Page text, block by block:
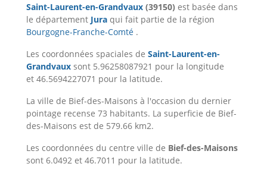
Saint-Laurent-en-Grandvaux (39150) est basée dans
le département Jura qui fait partie de la région
Bourgogne-Franche-Comté .
Les coordonnées spaciales de Saint-Laurent-en-
Grandvaux sont 5.96258087921 pour la longitude
et 46.5694227071 pour la latitude.
La ville de Bief-des-Maisons à l'occasion du dernier
pointage recense 73 habitants. La superficie de Bief-
des-Maisons est de 579.66 km2.
Les coordonnées du centre ville de Bief-des-Maisons
sont 6.0492 et 46.7011 pour la latitude.